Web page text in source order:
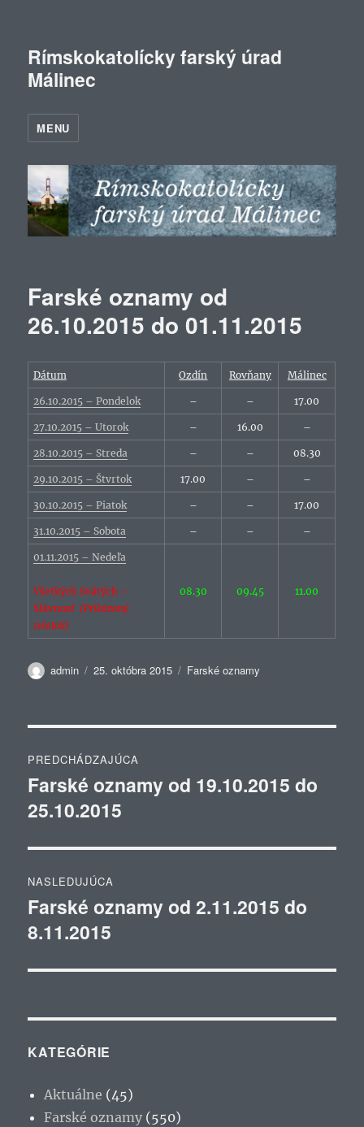
Rímskokatolícky farský úrad
Málinec
MENU
Farské oznamy od
26.10.2015 do 01.11.2015
Dátum Ozdín Rovňany Málinec
26.10.2015 – Pondelok – – 17.00
27.10.2015 – Utorok – 16.00 –
28.10.2015 – Streda – – 08.30
29.10.2015 – Štvrtok 17.00 – –
30.10.2015 – Piatok – – 17.00
31.10.2015 – Sobota – – –
01.11.2015 – Nedeľa
Všetkých Svätých –
Slávnosť (Prikázaný
sviatok)
08.30 09.45 11.00
Autor
admin Publikované
25. októbra 2015 Kategórie
Farské oznamy
v
článku
PREDCHÁDZAJÚCA
Predchádzajúci
článok:
Farské oznamy od 19.10.2015 do
25.10.2015
NASLEDUJÚCA
Ďalší
článok:
Farské oznamy od 2.11.2015 do
8.11.2015
KATEGÓRIE
Aktuálne (45)
Farské oznamy (550)